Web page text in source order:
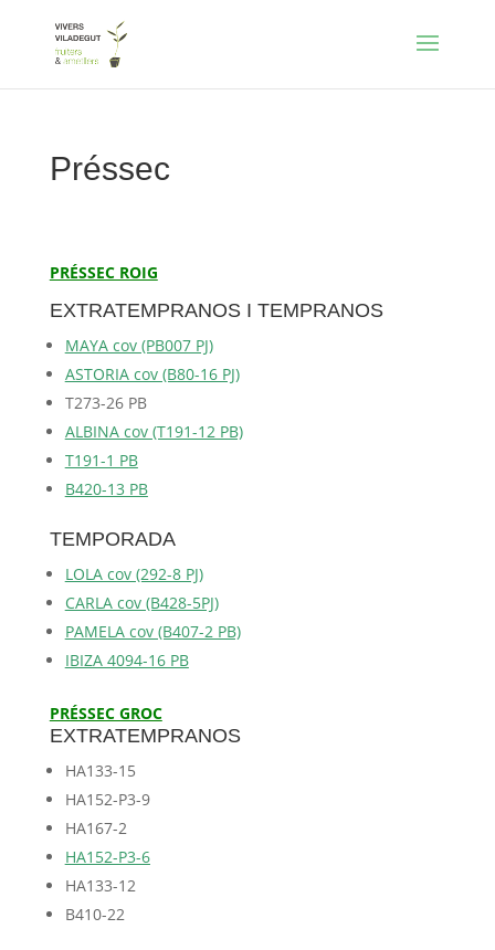
Préssec
PRÉSSEC ROIG
EXTRATEMPRANOS I TEMPRANOS
MAYA cov (PB007 PJ)
ASTORIA cov (B80-16 PJ)
T273-26 PB
ALBINA cov (T191-12 PB)
T191-1 PB
B420-13 PB
TEMPORADA
LOLA cov (292-8 PJ)
CARLA cov (B428-5PJ)
PAMELA cov (B407-2 PB)
IBIZA 4094-16 PB
PRÉSSEC GROC
EXTRATEMPRANOS
HA133-15
HA152-P3-9
HA167-2
HA152-P3-6
HA133-12
B410-22